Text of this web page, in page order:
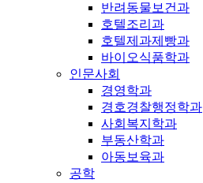
반려동물보건과
호텔조리과
호텔제과제빵과
바이오식품학과
인문사회
경영학과
경호경찰행정학과
사회복지학과
부동산학과
아동보육과
공학